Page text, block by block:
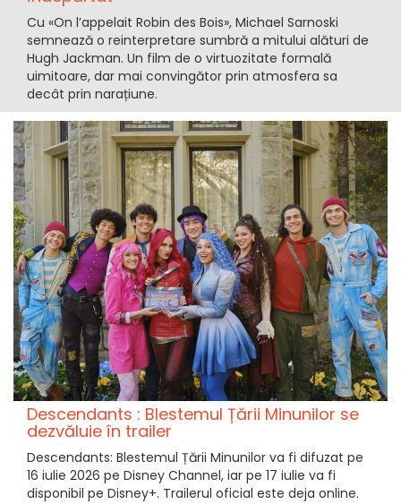
Cu «On l’appelait Robin des Bois», Michael Sarnoski
semnează o reinterpretare sumbră a mitului alături de
Hugh Jackman. Un film de o virtuozitate formală
uimitoare, dar mai convingător prin atmosfera sa
decât prin narațiune.
Descendants : Blestemul Țării Minunilor se
dezvăluie în trailer
Descendants: Blestemul Țării Minunilor va fi difuzat pe
16 iulie 2026 pe Disney Channel, iar pe 17 iulie va fi
disponibil pe Disney+. Trailerul oficial este deja online.